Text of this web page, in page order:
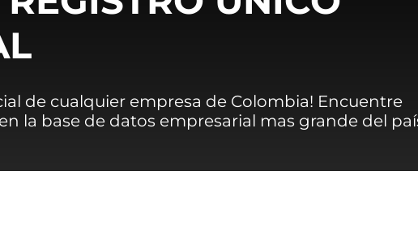
de cualquier empresa de Colombia! Encuentre
la base de datos empresarial mas grande del